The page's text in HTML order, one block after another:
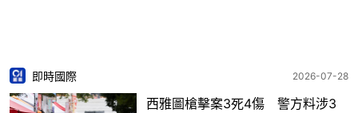
即時國際 2026-07-28
西雅圖槍擊案3死4傷 警方料涉3